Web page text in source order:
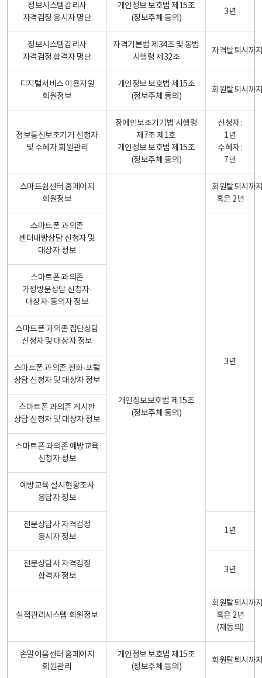
정보시스템감리사
자격검정 응시자 명단
개인정보 보호법 제15조
(정보주체 등의)
3년
정보시스템감리사
자격검정 합격자 명단
자격기본법 제34조 및 동법
시행령 제32조
자격탈퇴시까
디지털서비스 이용지원
회원정보
개인정보 보호법 제15조
(정보주체 동의)
회원탈퇴시까
정보통신보조기기 신청자
및 수혜자 회원관리
장애인보조기기법 시행령
제7조 제1호
개인정보 보호법 제15조
(정보주체 동의)
신청자 :
1년
수혜자 :
7년
스마트쉼센터 홈페이지
회원정보
개인정보보호법 제15조
(정보주체 동의)
회원탈퇴시까
혹은 2년
스마트폰 과의존
센터내방상담 신청자 및
대상자 정보
3년
스마트폰 과의존
가정방문상담 신청자·
대상자·동의자 정보
스마트폰 과의존 집단상담
신청자 및 대상자 정보
스마트폰 과의존 전화·포털
상담 신청자 및 대상자 정보
스마트폰 과의존 게시판
상담 신청자 및 대상자 정보
스마트폰 과의존 예방교육
신청자 정보
예방교육 실시현황조사
응답자 정보
전문상담사 자격검정
응시자 정보
1년
전문상담사 자격검정
합격자 정보
3년
실적관리시스템 회원정보
회원탈퇴시까
혹은 2년
(재동의)
손말이음센터 홈페이지
회원관리
개인정보 보호법 제15조
(정보주체 동의)
회원탈퇴시까